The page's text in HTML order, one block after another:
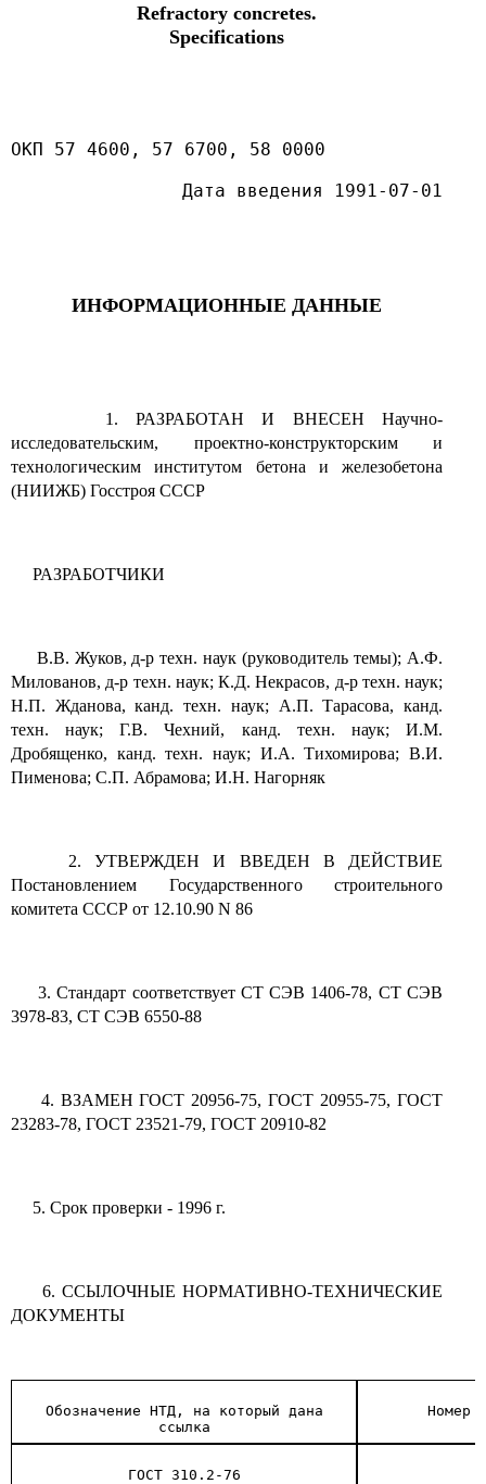
Refractory concretes.
Specifications
ОКП 57 4600, 57 6700, 58 0000
Дата введения 1991-07-01
ИНФОРМАЦИОННЫЕ ДАННЫЕ
1. РАЗРАБОТАН И ВНЕСЕН Научно-
исследовательским, проектно-конструкторским и
технологическим институтом бетона и железобетона
(НИИЖБ) Госстроя СССР
РАЗРАБОТЧИКИ
В.В. Жуков, д-р техн. наук (руководитель темы); А.Ф.
Милованов, д-р техн. наук; К.Д. Некрасов, д-р техн. наук;
Н.П. Жданова, канд. техн. наук; А.П. Тарасова, канд.
техн. наук; Г.В. Чехний, канд. техн. наук; И.М.
Дробященко, канд. техн. наук; И.А. Тихомирова; В.И.
Пименова; С.П. Абрамова; И.Н. Нагорняк
2. УТВЕРЖДЕН И ВВЕДЕН В ДЕЙСТВИЕ
Постановлением Государственного строительного
комитета СССР от 12.10.90 N 86
3. Стандарт соответствует СТ СЭВ 1406-78, СТ СЭВ
3978-83, СТ СЭВ 6550-88
4. ВЗАМЕН ГОСТ 20956-75, ГОСТ 20955-75, ГОСТ
23283-78, ГОСТ 23521-79, ГОСТ 20910-82
5. Срок проверки - 1996 г.
6. ССЫЛОЧНЫЕ НОРМАТИВНО-ТЕХНИЧЕСКИЕ
ДОКУМЕНТЫ
Обозначение НТД, на который дана
ссылка
Номер
ГОСТ 310.2-76